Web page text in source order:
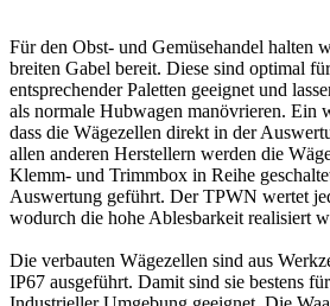
Für den Obst- und Gemüsehandel halten
breiten Gabel bereit. Diese sind optimal
entsprechender Paletten geeignet und
als normale Hubwagen manövrieren. Ein
dass die Wägezellen direkt in der
allen anderen Herstellern werden die
Klemm- und Trimmbox in Reihe
Auswertung geführt. Der TPWN wertet
wodurch die hohe Ablesbarkeit realisiert
Die verbauten Wägezellen sind aus
IP67 ausgeführt. Damit sind sie bestens